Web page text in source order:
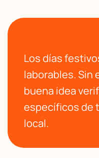
Los días
laborables. Sin
buena idea
específicos de
local.